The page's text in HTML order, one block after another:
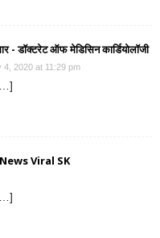
डॉक्टरेट ऑफ मेडिसिन कार्डियोलॉजी
4, 2020 at 11:29 pm
News Viral SK